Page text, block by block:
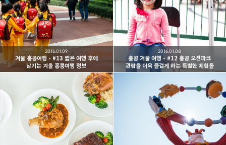
취미분야 크리에이터
여행하고 사진을 찍습니다. 생각을 덧붙입니다.
구독하기
구독하기 카카오톡 라인 트위터
밴드
겨울 홍콩여행 - #13 짧은 여행 후에
남기는 겨울 홍콩여행 정보
2016.01.09
홍콩 겨울 여행 - #12 홍콩 오션파크
관람을 더욱 즐겁게 하는 특별한 체험들
2016.01.08